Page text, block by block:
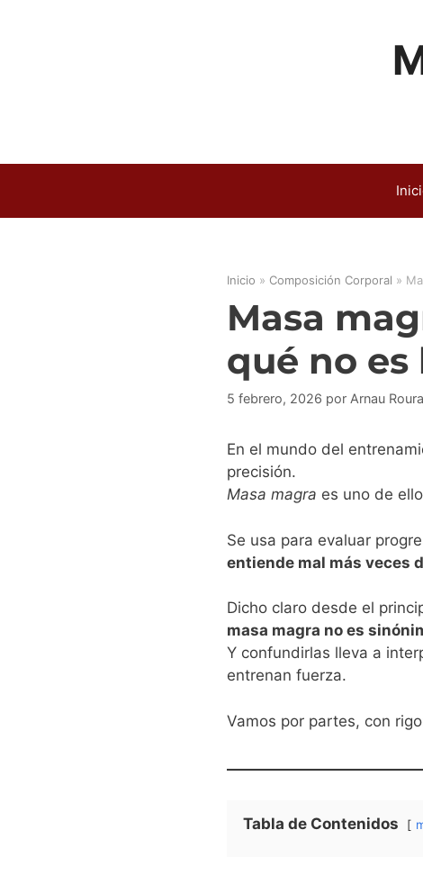
Inicio » Composición Corporal »
Masa
qué no
5 febrero, 2026 por Arnau Roura
En el mundo del
precisión.
Masa magra es uno de
Se usa para evaluar
entiende mal más veces
Dicho claro desde el
masa magra no es
Y confundirlas lleva a
entrenan fuerza.
Vamos por partes, con
Tabla de Contenidos